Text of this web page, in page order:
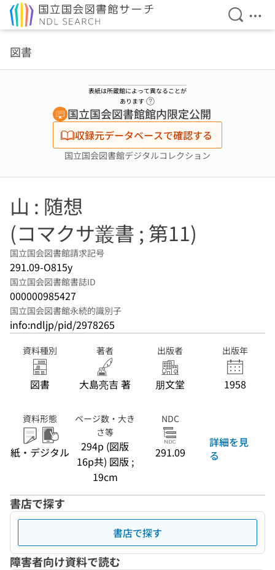
検索を
メ
図書
表紙は所蔵館によって異なることが
あります
国立国会図書館館内限定公開
収録元データベースで確認する
国立国会図書館デジタルコレクション
山 : 随想
(コマクサ叢書 ; 第11)
国立国会図書館請求記号
291.09-O815y
国立国会図書館書誌ID
000000985427
国立国会図書館永続的識別子
info:ndljp/pid/2978265
資料種別
図書
著者
大島亮吉 著
出版者
朋文堂
出版年
1958
資料形態
紙・デジタル
ページ数・大き
さ等
294p (図版
16p共) 図版 ;
19cm
NDC
291.09
詳細を見
る
書店で探す
書店で探す
障害者向け資料で読む